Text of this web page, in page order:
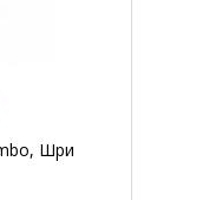
Шри